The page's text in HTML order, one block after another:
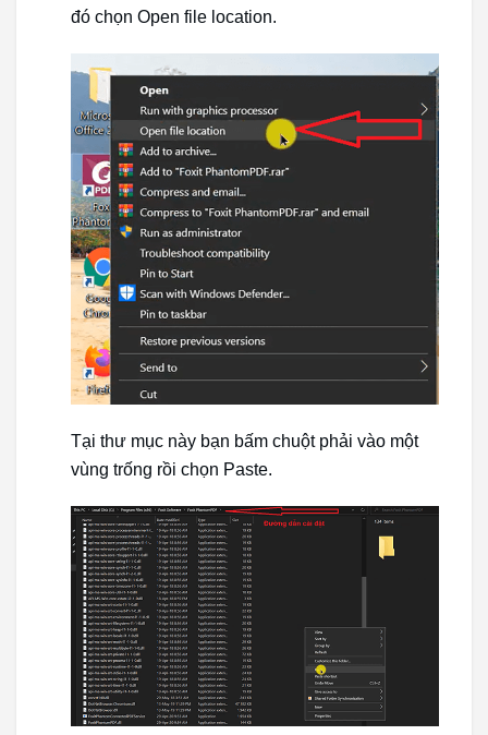
đó chọn Open file location.
Tại thư mục này bạn bấm chuột phải vào một
vùng trống rồi chọn Paste.